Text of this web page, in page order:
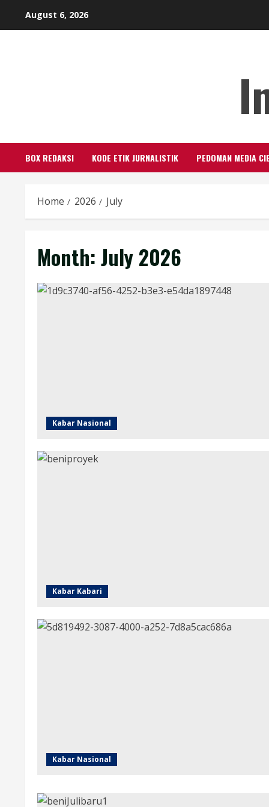
August 6, 2026
BOX REDAKSI KODE ETIK JURNALISTIK PEDOMAN MEDIA
Home 2026 July
Month:July 2026
Kabar Nasional
Kabar Kabari
Kabar Nasional